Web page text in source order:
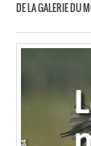
DE LA GALERIE DU